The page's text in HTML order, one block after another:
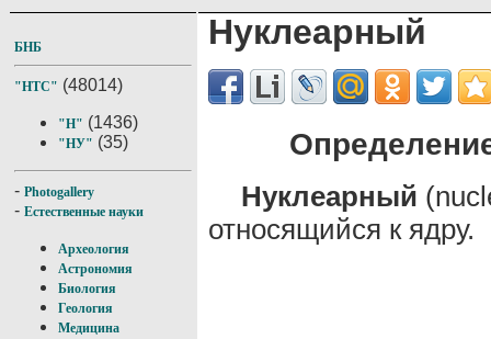
БНБ
"НТС" (48014)
"Н" (1436)
"НУ" (35)
- Photogallery
- Естественные науки
Археология
Астрономия
Биология
Геология
Медицина
Нуклеарный
Нуклеарный
относящийся к ядру.